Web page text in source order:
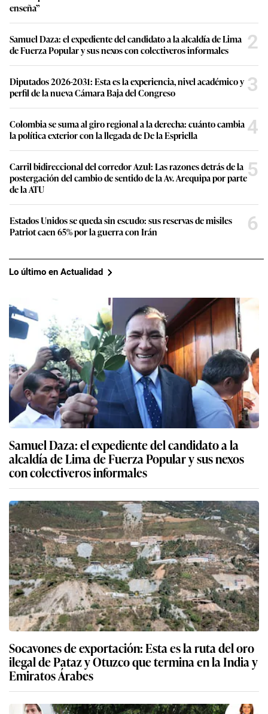
enseña”
Samuel Daza: el expediente del candidato a la alcaldía de Lima
de Fuerza Popular y sus nexos con colectiveros informales
2
Diputados 2026-2031: Esta es la experiencia, nivel académico y
perfil de la nueva Cámara Baja del Congreso
3
Colombia se suma al giro regional a la derecha: cuánto cambia
la política exterior con la llegada de De la Espriella
4
Carril bidireccional del corredor Azul: Las razones detrás de la
postergación del cambio de sentido de la Av. Arequipa por parte
de la ATU
5
Estados Unidos se queda sin escudo: sus reservas de misiles
Patriot caen 65% por la guerra con Irán
6
Lo último en Actualidad
Samuel Daza: el expediente del candidato a la
alcaldía de Lima de Fuerza Popular y sus nexos
con colectiveros informales
Socavones de exportación: Esta es la ruta del oro
ilegal de Pataz y Otuzco que termina en la India y
Emiratos Árabes